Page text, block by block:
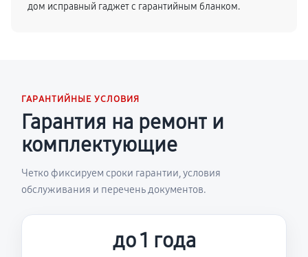
дом исправный гаджет с гарантийным бланком.
ГАРАНТИЙНЫЕ УСЛОВИЯ
Гарантия на ремонт и
комплектующие
Четко фиксируем сроки гарантии, условия
обслуживания и перечень документов.
до 1 года